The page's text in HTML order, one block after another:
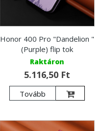
Honor 400 Pro "Dandelion "
(Purple) flip tok
Raktáron
5.116,50 Ft
Tovább